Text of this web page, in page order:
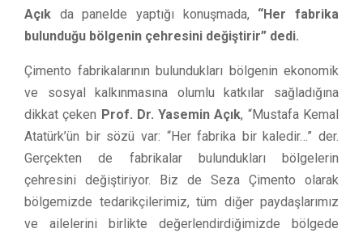
Açık da panelde yaptığı konuşmada, “Her fabrika
bulunduğu bölgenin çehresini değiştirir” dedi.
Çimento fabrikalarının bulundukları bölgenin ekonomik
ve sosyal kalkınmasına olumlu katkılar sağladığına
dikkat çeken Prof. Dr. Yasemin Açık, “Mustafa Kemal
Atatürk’ün bir sözü var: “Her fabrika bir kaledir…” der.
Gerçekten de fabrikalar bulundukları bölgelerin
çehresini değiştiriyor. Biz de Seza Çimento olarak
bölgemizde tedarikçilerimiz, tüm diğer paydaşlarımız
ve ailelerini birlikte değerlendirdiğimizde bölgede